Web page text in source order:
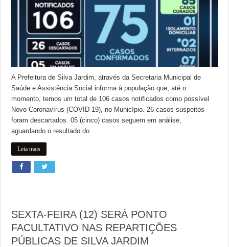
A Prefeitura de Silva Jardim, através da Secretaria Municipal de
Saúde e Assistência Social informa à população que, até o
momento, temos um total de 106 casos notificados como possível
Novo Coronavírus (COVID-19), no Município. 26 casos suspeitos
foram descartados. 05 (cinco) casos seguem em análise,
aguardando o resultado do …
Leia mais
SEXTA-FEIRA (12) SERÁ PONTO
FACULTATIVO NAS REPARTIÇÕES
PÚBLICAS DE SILVA JARDIM